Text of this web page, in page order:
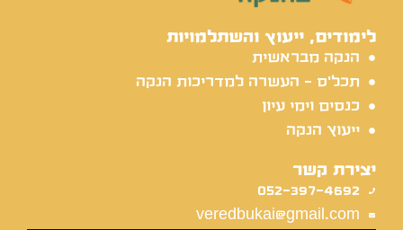
לימודים, ייעוץ והשתלמויות
הנקה מבראשית
תכל'ס - העשרה למדריכות הנקה
כנסים וימי עיון
ייעוץ הנקה
יצירת קשר
052-397-4692
veredbukai@gmail.com